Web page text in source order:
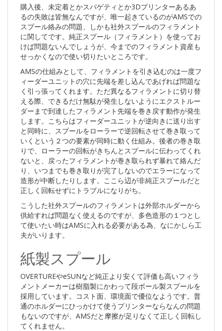
購入後、未定着とかスパゲティとか3Dプリンターあるあ
るの失敗は皆無なんですが、唯一起きているのがAMSでの
スプール絡みの問題、しかも社外スプールのフィラメント
に関してです。純正スプール（フィラメント）を使ってお
けば問題ないんでしょうが、今までのフィラメント資産も
せっかくなので使い切りたいところです。
AMSの仕組みとして、フィラメントを引き込むのは一度フ
ィーダーユニットの穴に先端を差し込んであげれば問題な
く引っ張ってくれます。ただ異なるフィラメントに切り替
える際、できるだけ無駄が発生しないようにエクストルー
ダーまで到達したフィラメント先端を巻き戻す動作が発生
します。こちらはフィーダーユニットが逆向きに送り出す
と同時に、スプールをローラーで逆回転させて巻き取って
いくという２つの要素が同時に動く仕組み。後者の巻き取
りで、ローラーの回転がきちんとスプールに伝わってくれ
ないと、戻ったフィラメントが巻き取られず暴れて絡んだ
り、いつまでも巻き取りが完了しないのでエラーになって
造形が中断したりします。ここら辺が非純正スプールだと
正しく回転せずにトラブルになりがち。
こうした社外スプールのフィラメントは外部ホルダーから
供給すれば問題なく使えるのですが、多色造形の１つとし
て使いたい時はAMSに入れる必要がある為、なにかしら工
夫がいります。
紙製スプール
OVERTUREやeSUNなど純正より安くて評価も高いフィラ
メントメーカーは樹脂製にかわって段ボール製スプールを
採用しています。コスト面、環境面で優位なようです。普
通のホルダーにひっかけて使うプリンターならなんの問題
もないのですが、AMSだと摩擦が足りなくて正しく回転し
てくれません。